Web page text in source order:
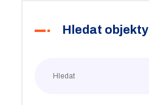
Hledat objekty